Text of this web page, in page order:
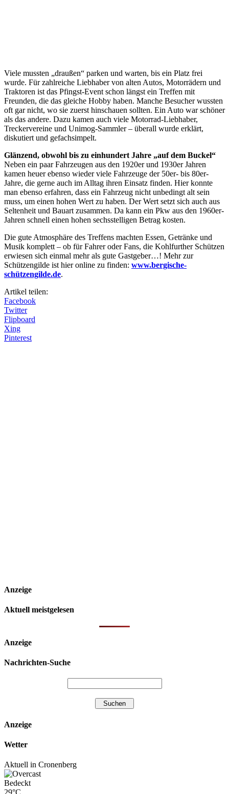
Viele mussten „draußen“ parken und warten, bis ein Platz frei
wurde. Für zahlreiche Liebhaber von alten Autos, Motorrädern und
Traktoren ist das Pfingst-Event schon längst ein Treffen mit
Freunden, die das gleiche Hobby haben. Manche Besucher wussten
oft gar nicht, wo sie zuerst hinschauen sollten. Ein Auto war schöner
als das andere. Dazu kamen auch viele Motorrad-Liebhaber,
Treckervereine und Unimog-Sammler – überall wurde erklärt,
diskutiert und gefachsimpelt.
Glänzend, obwohl bis zu einhundert Jahre „auf dem Buckel“
Neben ein paar Fahrzeugen aus den 1920er und 1930er Jahren
kamen heuer ebenso wieder viele Fahrzeuge der 50er- bis 80er-
Jahre, die gerne auch im Alltag ihren Einsatz finden. Hier konnte
man ebenso erfahren, dass ein Fahrzeug nicht unbedingt alt sein
muss, um einen hohen Wert zu haben. Der Wert setzt sich auch aus
Seltenheit und Bauart zusammen. Da kann ein Pkw aus den 1960er-
Jahren schnell einen hohen sechsstelligen Betrag kosten.
Die gute Atmosphäre des Treffens machten Essen, Getränke und
Musik komplett – ob für Fahrer oder Fans, die Kohlfurther Schützen
erwiesen sich einmal mehr als gute Gastgeber…! Mehr zur
Schützengilde ist hier online zu finden: www.bergische-
schützengilde.de.
Artikel teilen:
Facebook
Twitter
Flipboard
Xing
Pinterest
Anzeige
Aktuell meistgelesen
Anzeige
Nachrichten-Suche
Anzeige
Wetter
Aktuell in Cronenberg
Bedeckt